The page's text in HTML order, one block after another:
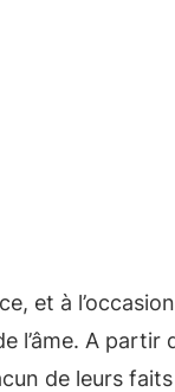
et à
l’âme. A
de leurs